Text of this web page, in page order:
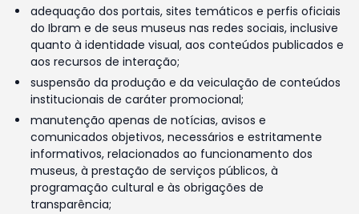
adequação dos portais, sites temáticos e perfis oficiais
do Ibram e de seus museus nas redes sociais, inclusive
quanto à identidade visual, aos conteúdos publicados e
aos recursos de interação;
suspensão da produção e da veiculação de conteúdos
institucionais de caráter promocional;
manutenção apenas de notícias, avisos e
comunicados objetivos, necessários e estritamente
informativos, relacionados ao funcionamento dos
museus, à prestação de serviços públicos, à
programação cultural e às obrigações de
transparência;